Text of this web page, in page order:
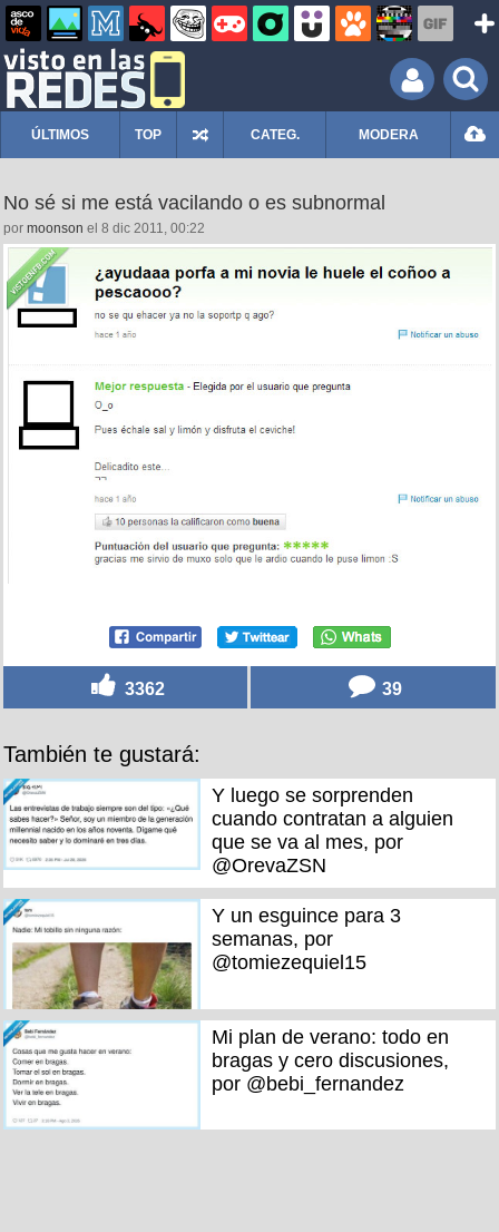
ÚLTIMOS TOP CATEG. MODERA
No sé si me está vacilando o es subnormal
por moonson el 8 dic 2011, 00:22
3362 39
También te gustará:
Y luego se sorprenden
cuando contratan a alguien
que se va al mes, por
@OrevaZSN
Y un esguince para 3
semanas, por
@tomiezequiel15
Mi plan de verano: todo en
bragas y cero discusiones,
por @bebi_fernandez